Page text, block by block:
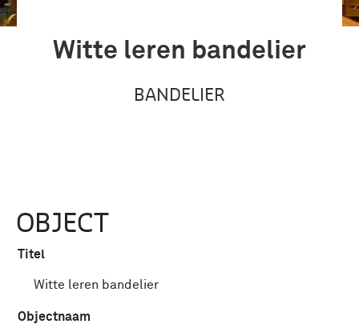
Witte leren bandelier
BANDELIER
OBJECT
Titel
Witte leren bandelier
Objectnaam